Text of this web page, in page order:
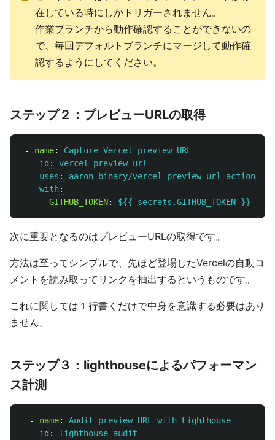
在している時にしかトリガーされません。
作業ブランチから動作確認することができないの
で、毎回デフォルトブランチにマージして動作確
認するようにしてください。
ステップ２：プレビューURLの取得
- name:
Capture Vercel preview URL
id :
vercel_preview_url
uses :
aaron-binary/vercel-preview-url-
with:
GITHUB_TOKEN: ${{ secrets.GITHUB_TOKEN }}
次に重要となるのはプレビューURLの取得です。
方法は至ってシンプルで、先ほど登場したVercelの自動コ
メントを読み取ってリンクを抽出するというものです。
これに関しては１行書くだけで中身を意識する必要はあり
ません。
ステップ３：lighthouseによるパフォーマン
ス計測
- name:
Audit preview URL with Lighthouse
id :
lighthouse_audit